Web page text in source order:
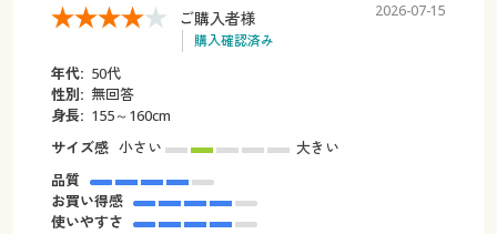
ご購入者様
購入確認済み
2026-07-15
年代: 50代
性別: 無回答
身長: 155～160cm
サイズ感 小さい
大きい
品質
お買い得感
使いやすさ